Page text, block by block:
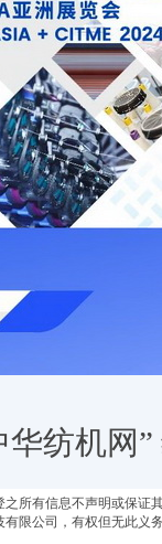
纺机网”
所有信息不声明或保证
限公司，有权但无此义